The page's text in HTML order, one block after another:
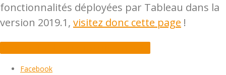
fonctionnalités déployées par Tableau dans la
version 2019.1, visitez donc cette page !
Facebook